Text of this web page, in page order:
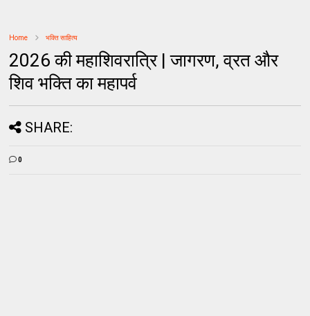
Home भक्ति साहित्य
2026 की महाशिवरात्रि | जागरण, व्रत और
शिव भक्ति का महापर्व
SHARE:
0